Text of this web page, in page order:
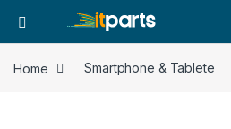
Home Smartphone & Tablete